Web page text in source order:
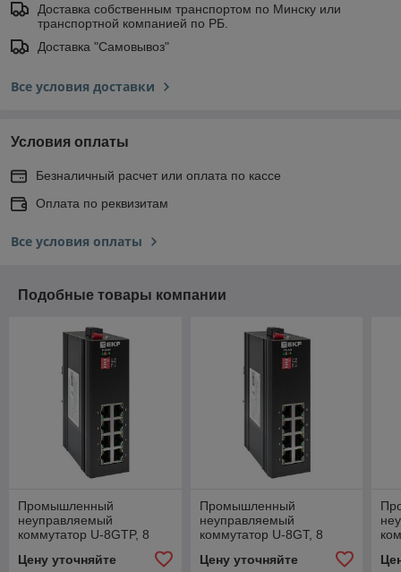
Доставка собственным транспортом по Минску или
транспортной компанией по РБ.
Доставка "Самовывоз"
Все условия доставки
Условия оплаты
Безналичный расчет или оплата по кассе
Оплата по реквизитам
Все условия оплаты
Подобные товары компании
Промышленный
неуправляемый
коммутатор U-8GTP, 8
портов 10/100/1000Base-
T(X) RJ45 c PoE, монтаж
Цену уточняйте
Промышленный
неуправляемый
коммутатор U-8GT, 8
портов 10/100/1000Base-
T(X) RJ45, монтаж на
Цену уточняйте